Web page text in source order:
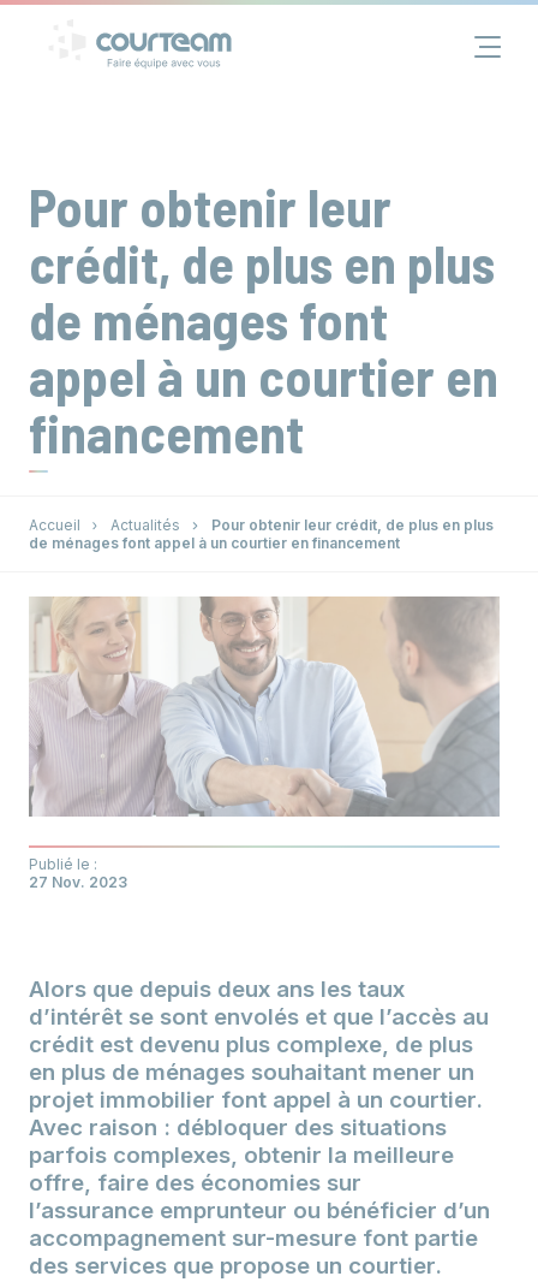
Assurance
Groupe
Actualités
Contact
Pour obtenir leur
crédit, de plus en plus
de ménages font
appel à un courtier en
financement
Accueil Actualités
Pour obtenir leur crédit, de plus en plus
de ménages font appel à un courtier en financement
Publié le :
27 Nov. 2023
Alors que depuis deux ans les taux
d’intérêt se sont envolés et que l’accès au
crédit est devenu plus complexe, de plus
en plus de ménages souhaitant mener un
projet immobilier font appel à un courtier.
Avec raison : débloquer des situations
parfois complexes, obtenir la meilleure
offre, faire des économies sur
l’assurance emprunteur ou bénéficier d’un
accompagnement sur-mesure font partie
des services que propose un courtier.
Panneau de gestion des cookies